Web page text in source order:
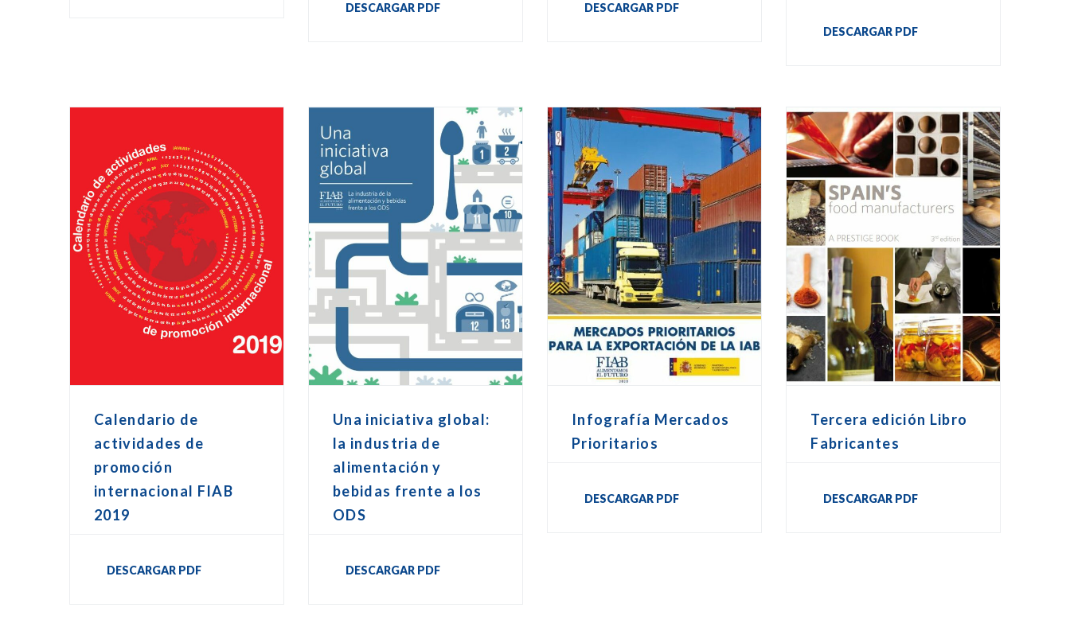
DESCARGAR PDF DESCARGAR PDF
DESCARGAR PDF
Calendario de
actividades de
promoción
internacional FIAB
2019
DESCARGAR PDF
Una iniciativa global:
la industria de
alimentación y
bebidas frente a los
ODS
DESCARGAR PDF
Infografía Mercados
Prioritarios
DESCARGAR PDF
Tercera edición Libro
Fabricantes
DESCARGAR PDF